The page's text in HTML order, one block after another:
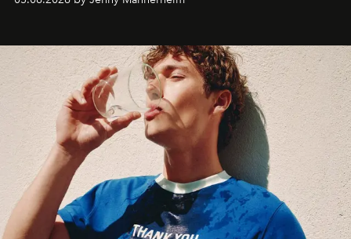
une approche aussi intuitive que personnelle :